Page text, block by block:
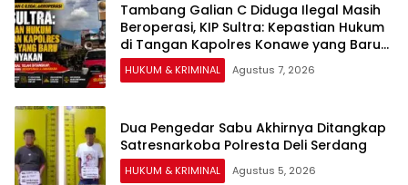
Tambang Galian C Diduga Ilegal Masih
Beroperasi, KIP Sultra: Kepastian Hukum
di Tangan Kapolres Konawe yang Baru
Dipertanyakan
HUKUM & KRIMINAL Agustus 7, 2026
Dua Pengedar Sabu Akhirnya Ditangkap
Satresnarkoba Polresta Deli Serdang
HUKUM & KRIMINAL Agustus 5, 2026